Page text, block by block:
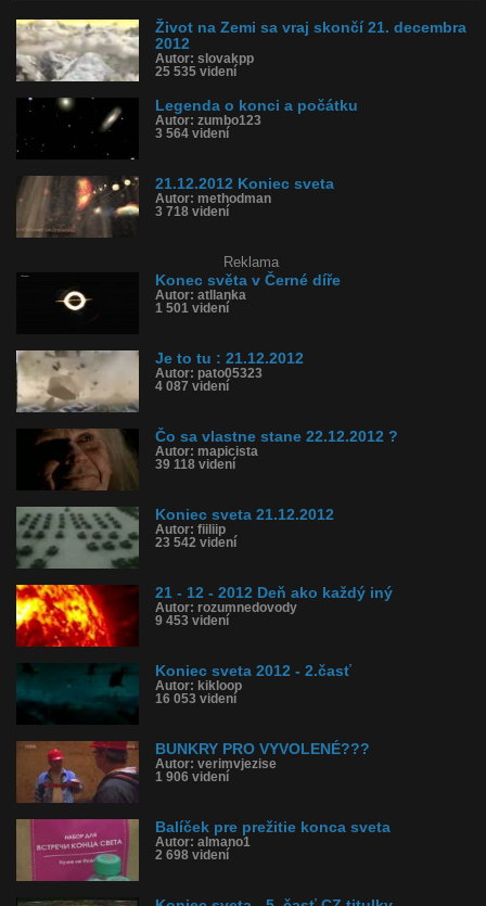
Tagy: konec, sveta, konecsveta, svet, zemegula
História sledovanosti videa:
Život na Zemi sa vraj skončí 21. decembra
2012
Autor: slovakpp
25 535 videní
Legenda o konci a počátku
Autor: zumbo123
3 564 videní
21.12.2012 Koniec sveta
Autor: methodman
3 718 videní
Reklama
Konec světa v Černé díře
Autor: atllanka
1 501 videní
Je to tu : 21.12.2012
Autor: pato05323
4 087 videní
Čo sa vlastne stane 22.12.2012 ?
Autor: mapicista
39 118 videní
Koniec sveta 21.12.2012
Autor: fiiliip
23 542 videní
21 - 12 - 2012 Deň ako každý iný
Autor: rozumnedovody
9 453 videní
Koniec sveta 2012 - 2.časť
Autor: kikloop
16 053 videní
BUNKRY PRO VYVOLENÉ???
Autor: verimvjezise
1 906 videní
Balíček pre prežitie konca sveta
Autor: almano1
2 698 videní